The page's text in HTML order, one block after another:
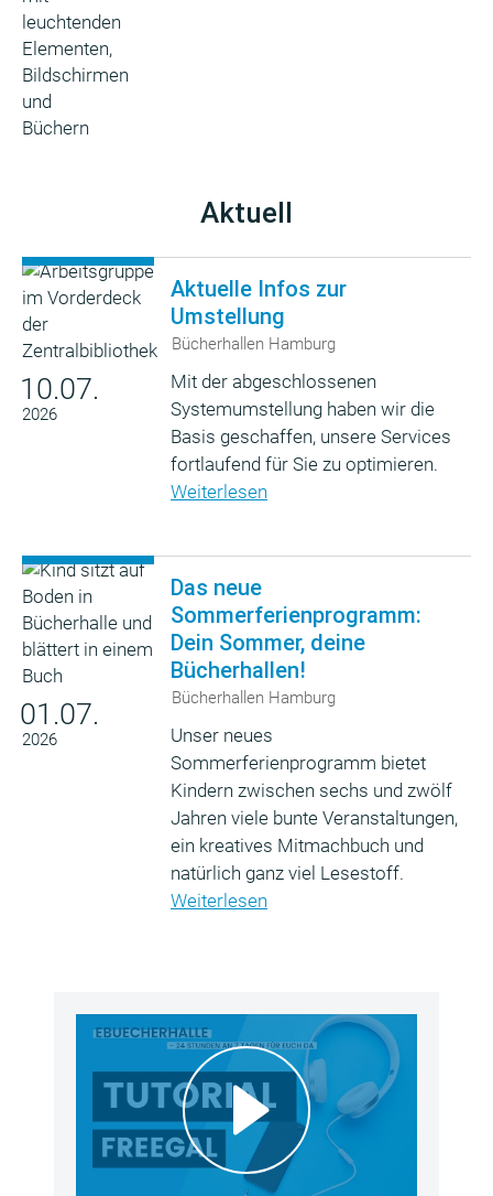
Aktuell
10.07.
2026
Aktuelle Infos zur
Umstellung
Bücherhallen Hamburg
Mit der abgeschlossenen
Systemumstellung haben wir die
Basis geschaffen, unsere Services
fortlaufend für Sie zu optimieren.
Weiterlesen
01.07.
2026
Das neue
Sommerferienprogramm:
Dein Sommer, deine
Bücherhallen!
Bücherhallen Hamburg
Unser neues
Sommerferienprogramm bietet
Kindern zwischen sechs und zwölf
Jahren viele bunte Veranstaltungen,
ein kreatives Mitmachbuch und
natürlich ganz viel Lesestoff.
Weiterlesen